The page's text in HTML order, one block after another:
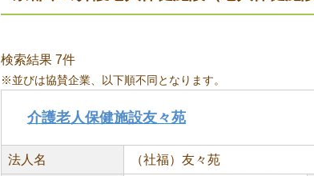
検索結果 7件
※並びは協賛企業、以下順不同となります。
介護老人保健施設友々苑
法人名 （社福）友々苑